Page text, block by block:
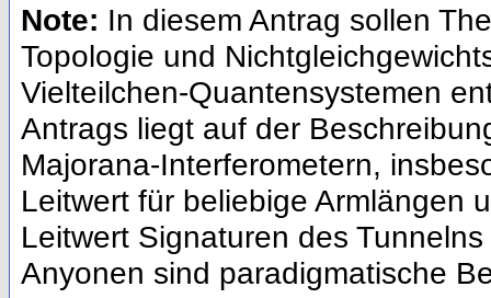
Note: In diesem Antrag sollen
Topologie und
Vielteilchen-Quantensystemen
Antrags liegt auf der
Majorana-Interferometern,
Leitwert für beliebige Armlängen
Leitwert Signaturen des
Anyonen sind paradigmatische